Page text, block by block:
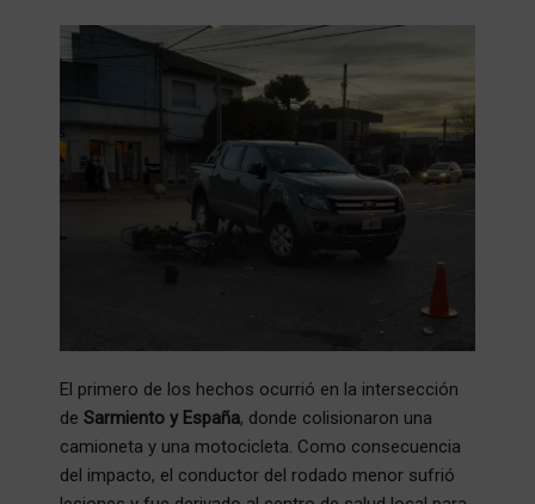
El primero de los hechos ocurrió en la intersección
de Sarmiento y España, donde colisionaron una
camioneta y una motocicleta. Como consecuencia
del impacto, el conductor del rodado menor sufrió